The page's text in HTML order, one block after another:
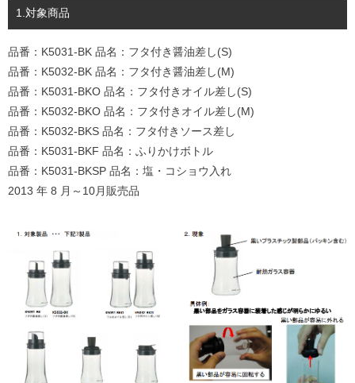
1.対象商品
品番：K5031-BK 品名：フタ付き醤油差し(S)
品番：K5032-BK 品名：フタ付き醤油差し(M)
品番：K5031-BKO 品名：フタ付きオイル差し(S)
品番：K5032-BKO 品名：フタ付きオイル差し(M)
品番：K5032-BKS 品名：フタ付きソース差し
品番：K5031-BKF 品名：ふりかけボトル
品番：K5031-BKSP 品名：塩・コショウ入れ
2013 年 8 月～10月販売品